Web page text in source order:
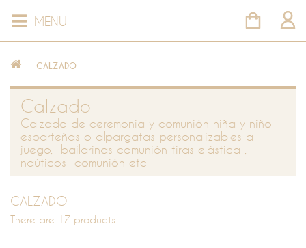
MENU
CALZADO
Calzado
Calzado de ceremonia y comunión niña y niño
esparteñas o alpargatas personalizables a
juego, bailarinas comunión tiras elástica ,
naúticos comunión etc
CALZADO
There are 17 products.